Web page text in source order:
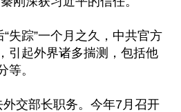
失踪”一个月之久，中共官方
引起外界诸多揣测，包括他
等。
交部长职务。今年7月召开